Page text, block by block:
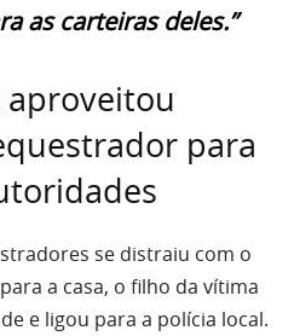
as carteiras deles.”
para
se distraiu com o
a casa, o filho da vítima
e ligou para a polícia local.